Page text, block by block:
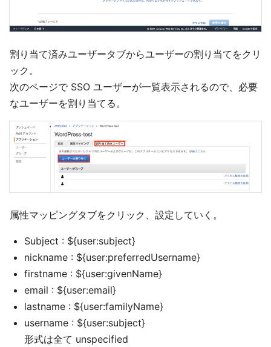
割り当て済みユーザータブからユーザーの割り当てをクリ
ック。
次のページで SSO ユーザーが一覧表示されるので、必要
なユーザーを割り当てる。
属性マッピングタブをクリック、設定していく。
Subject : ${user:subject}
nickname : ${user:preferredUsername}
firstname : ${user:givenName}
email : ${user:email}
lastname : ${user:familyName}
username : ${user:subject}
形式は全て unspecified